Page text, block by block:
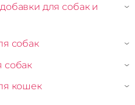
для собак и
›
собак ›
собак ›
кошек ›